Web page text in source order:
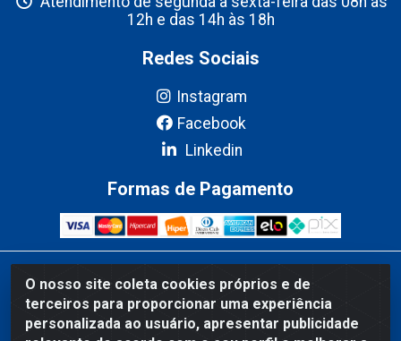
O nosso site coleta cookies próprios e de
terceiros para proporcionar uma experiência
personalizada ao usuário, apresentar publicidade
12h e das 14h às 18h
Redes Sociais
Instagram
Facebook
Linkedin
Formas de Pagamento
Fribel Comercio de Alimentos LTDA - Travessa Pedro Marques de
Mesquita, 707 - Bairro Centro, Marituba/PA - CEP 67200-000 -
CNPJ 06.035.543/0001-20